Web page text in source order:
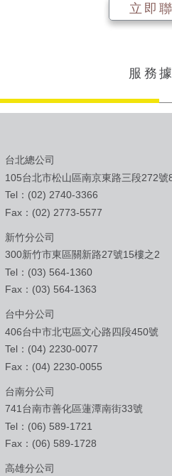
立即
服務
台北總公司
105台北市松山區南京東路三段272號
Tel：(02) 2740-3366
Fax：(02) 2773-5577
新竹分公司
300新竹市東區關新路27號15樓之2
Tel：(03) 564-1360
Fax：(03) 564-1363
台中分公司
406台中市北屯區文心路四段450號
Tel：(04) 2230-0077
Fax：(04) 2230-0055
台南分公司
741台南市善化區蓮潭南街33號
Tel：(06) 589-1721
Fax：(06) 589-1728
高雄分公司